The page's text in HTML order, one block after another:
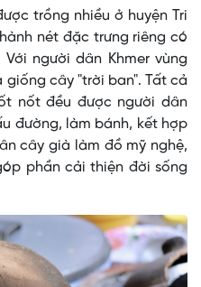
trồng nhiều ở huyện Tri
nét đặc trưng riêng có
người dân Khmer vùng
giống cây "trời ban". Tất cả
nốt đều được người dân
đường, làm bánh, kết hợp
cây già làm đồ mỹ nghệ,
phần cải thiện đời sống